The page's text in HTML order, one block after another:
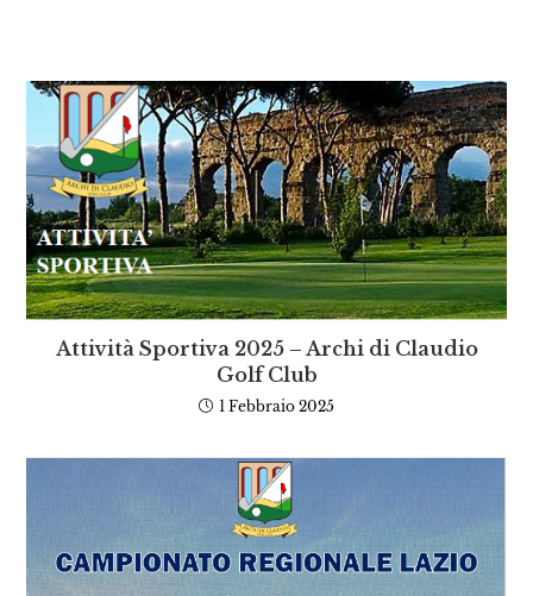
Attività Sportiva 2025 – Archi di Claudio
Golf Club
1 Febbraio 2025